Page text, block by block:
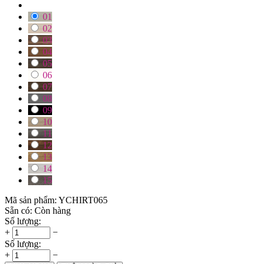
01
02
03
04
05
06
07
08
09
10
11
12
13
14
15
Mã sản phẩm: YCHIRT065
Sẵn có: Còn hàng
Số lượng:
+
−
Số lượng:
+
−